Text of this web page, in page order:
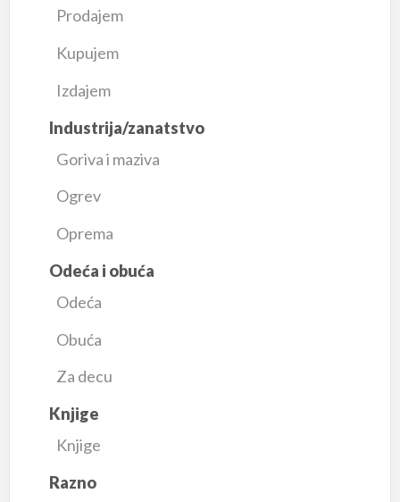
Prodajem
Kupujem
Izdajem
Industrija/zanatstvo
Goriva i maziva
Ogrev
Oprema
Odeća i obuća
Odeća
Obuća
Za decu
Knjige
Knjige
Razno